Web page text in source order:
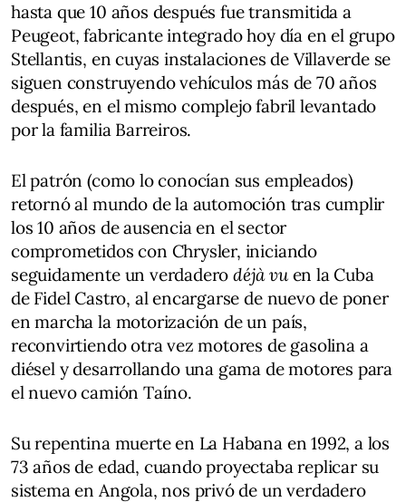
hasta que 10 años después fue transmitida a
Peugeot, fabricante integrado hoy día en el grupo
Stellantis, en cuyas instalaciones de Villaverde se
siguen construyendo vehículos más de 70 años
después, en el mismo complejo fabril levantado
por la familia Barreiros.
El patrón (como lo conocían sus empleados)
retornó al mundo de la automoción tras cumplir
los 10 años de ausencia en el sector
comprometidos con Chrysler, iniciando
seguidamente un verdaderodéjà vuen la Cuba
de Fidel Castro, al encargarse de nuevo de poner
en marcha la motorización de un país,
reconvirtiendo otra vez motores de gasolina a
diésel y desarrollando una gama de motores para
el nuevo camión Taíno.
Su repentina muerte en La Habana en 1992, a los
73 años de edad, cuando proyectaba replicar su
sistema en Angola, nos privó de un verdadero